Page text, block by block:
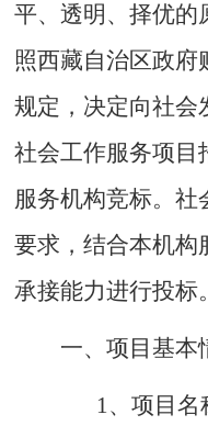
平、透明、择优的
照西藏自治区政府
规定，决定向社会
社会工作服务项目
服务机构竞标。
要求，结合本机构
承接能力进行投标
一、项目基本
1、项目